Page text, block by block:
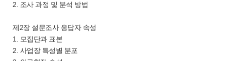
2. 조사 과정 및 분석 방법
제2장 설문조사 응답자 속성
1. 모집단과 표본
2. 사업장 특성별 분포